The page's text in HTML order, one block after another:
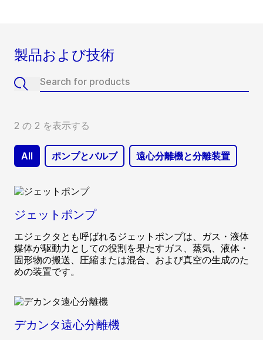
製品および技術
2 の 2 を表示する
All ポンプとバルブ 遠心分離機と分離装置
ジェットポンプ
エジェクタとも呼ばれるジェットポンプは、ガス・液体
媒体が駆動力としての役割を果たすガス、蒸気、液体・
固形物の搬送、圧縮または混合、および真空の生成のた
めの装置です。
デカンタ遠心分離機